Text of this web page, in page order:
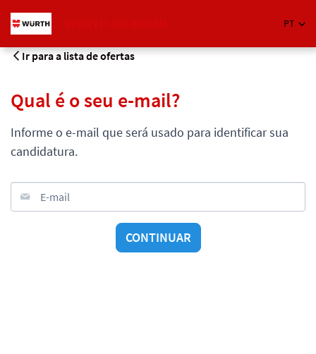
PT
Ir para a lista de ofertas
Qual é o seu e-mail?
Informe o e-mail que será usado para identificar sua
candidatura.
E-mail
CONTINUAR